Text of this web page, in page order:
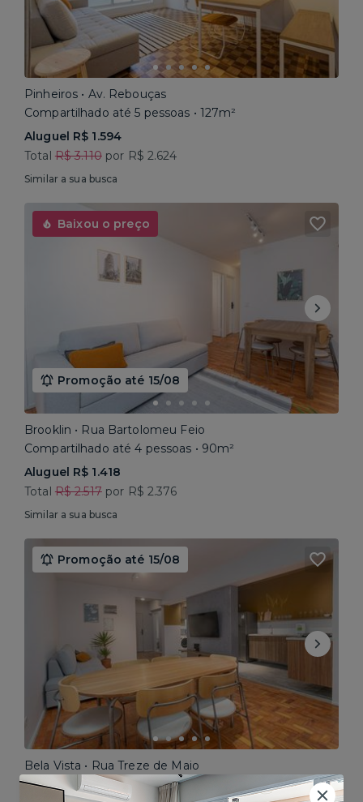
Pinheiros • Av. Rebouças
Compartilhado até 5 pessoas • 127m²
Aluguel R$ 1.594
Total R$ 3.110por R$ 2.624
Similar a sua busca
Baixou o preço
Promoção até 15/08
Brooklin • Rua Bartolomeu Feio
Compartilhado até 4 pessoas • 90m²
Aluguel R$ 1.418
Total R$ 2.517por R$ 2.376
Similar a sua busca
Promoção até 15/08
Bela Vista • Rua Treze de Maio
Compartilhado até 5 pessoas • 160m²